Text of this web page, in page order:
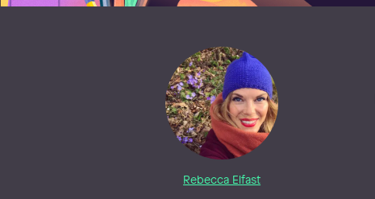
Rebecca Elfast